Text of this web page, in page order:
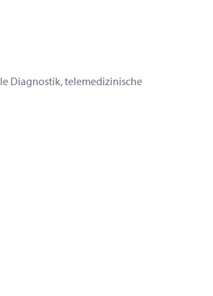
Diagnostik, telemedizinische